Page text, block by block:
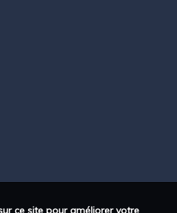
ce site pour améliorer votre